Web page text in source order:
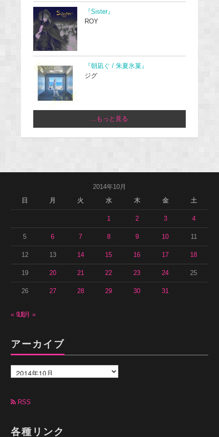
『Sister』
ROY
『朝凪ぐ / 朱夏氷菓』
ジグ
...もっと見る
2014年10月
日
月 火 水 木 金 土
1 2 3 4
5 6 7 8 9 10 11
12 13 14 15 16 17 18
19 20 21 22 23 24 25
26 27 28 29 30 31
« 9月
11月 »
アーカイブ
ー
カ
ブ RSS
各種リンク